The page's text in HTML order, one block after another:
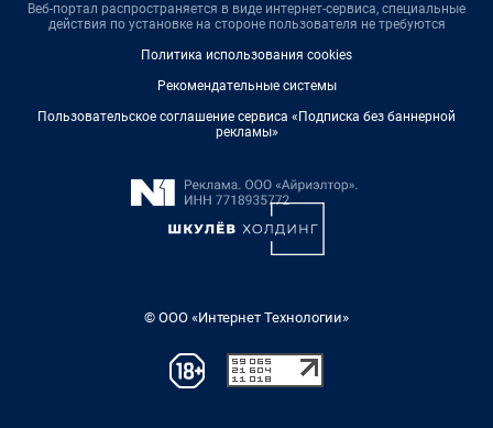
Веб-портал распространяется в виде интернет-сервиса, специальные
действия по установке на стороне пользователя не требуются
Политика использования cookies
Рекомендательные системы
Пользовательское соглашение сервиса «Подписка без баннерной
рекламы»
© ООО «Интернет Технологии»